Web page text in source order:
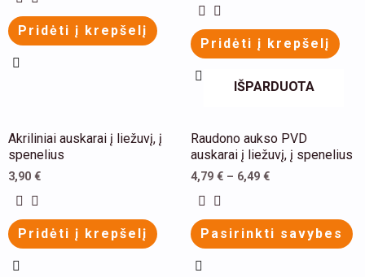
Pridėti į krepšelį
variants.
chosen
on
page
Pridėti į krepšelį
multiple
variants.
options
chosen
on
page
Akriliniai auskarai į liežuvį, į
spenelius
3,90 €
Pridėti į krepšelį
This
product
has
multiple
variants.
IŠPARDUOTA
Raudono aukso PVD
auskarai į liežuvį, į spenelius
4,79 € – 6,49 €
Pasirinkti savybes
This
product
has
multiple
variants.